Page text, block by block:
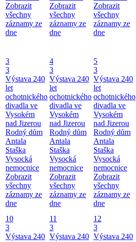
Zobrazit
všechny
záznamy ze
dne
Zobrazit
všechny
záznamy ze
dne
Zobrazit
všechny
záznamy ze
dne
3
3
Výstava 240
let
ochotnického
divadla ve
Vysokém
nad Jizerou
Rodný dům
Antala
Staška
Vysocká
nemocnice
Zobrazit
všechny
záznamy ze
dne
4
3
Výstava 240
let
ochotnického
divadla ve
Vysokém
nad Jizerou
Rodný dům
Antala
Staška
Vysocká
nemocnice
Zobrazit
všechny
záznamy ze
dne
5
3
Výstava 240
let
ochotnického
divadla ve
Vysokém
nad Jizerou
Rodný dům
Antala
Staška
Vysocká
nemocnice
Zobrazit
všechny
záznamy ze
dne
10
3
Výstava 240
11
3
Výstava 240
12
3
Výstava 240